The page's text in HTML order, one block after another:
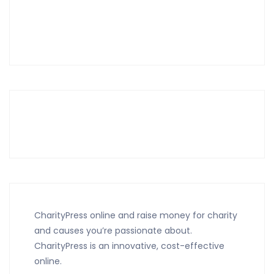
CharityPress online and raise money for charity
and causes you’re passionate about.
CharityPress is an innovative, cost-effective
online.